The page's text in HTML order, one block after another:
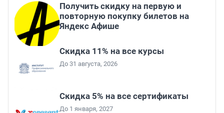
Получить скидку на первую и
повторную покупку билетов на
Яндекс Афише
Скидка 11% на все курсы
До 31 августа, 2026
Скидка 5% на все сертификаты
До 1 января, 2027